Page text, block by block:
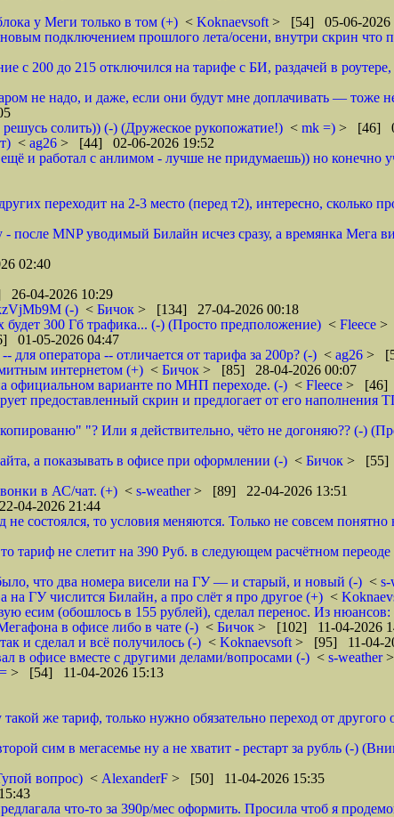
у Меги только в том (+) < Koknaevsoft > [54] 05-06-2026
подключением прошлого лета/осени, внутри скрин что
с 200 до 215 отключился на тарифе с БИ, раздачей в
не надо, и даже, если они будут мне доплачивать — тоже
солить)) (-) (Дружеское рукопожатие!) < mk =) > [46]
< ag26 > [44] 02-06-2026 19:52
и работал с анлимом - лучше не придумаешь)) но конечно
переходит на 2-3 место (перед т2), интересно, сколько
MNP уводимый Билайн исчез сразу, а времянка Мега
02:40
04-2026 10:29
(-) < Бичок > [134] 27-04-2026 00:18
300 Гб трафика... (-) (Просто предположение) < Fleece >
01-05-2026 04:47
оператора -- отличается от тарифа за 200р? (-) < ag26 >
интернетом (+) < Бичок > [85] 28-04-2026 00:07
официальном варианте по МНП переходе. (-) < Fleece > [46]
предоставленный скрин и предлогает от его
"? Или я действительно, чёто не догоняю?? (-)
а показывать в офисе при оформлении (-) < Бичок > [55]
в АС/чат. (+) < s-weather> [89] 22-04-2026 13:51
04-2026 21:44
состоялся, то условия меняются. Только не совсем
тариф не слетит на 390 Руб. в следующем расчётном
что два номера висели на ГУ — и старый, и новый (-) < s-
ГУ числится Билайн, а про слёт я про другое (+) <
есим (обошлось в 155 рублей), сделал перенос. Из нюансов:
в офисе либо в чате (-) < Бичок > [102] 11-04-2026
и сделал и всё получилось (-) < Koknaevsoft > [95] 11-04-
в офисе вместе с другими делами/вопросами (-) < s-weather
> [54] 11-04-2026 15:13
же тариф, только нужно обязательно переход от другого
сим в мегасемье ну а не хватит - рестарт за рубль (-)
вопрос) < AlexanderF > [50] 11-04-2026 15:35
что-то за 390р/мес оформить. Просила чтоб я